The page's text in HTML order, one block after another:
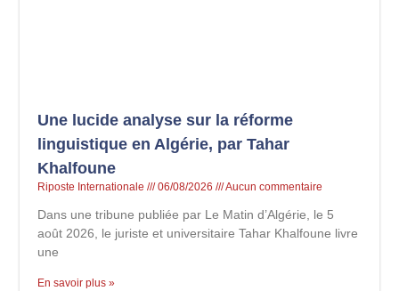
Une lucide analyse sur la réforme
linguistique en Algérie, par Tahar
Khalfoune
Riposte Internationale 06/08/2026 Aucun commentaire
Dans une tribune publiée par Le Matin d’Algérie, le 5
août 2026, le juriste et universitaire Tahar Khalfoune livre
une
En savoir plus »